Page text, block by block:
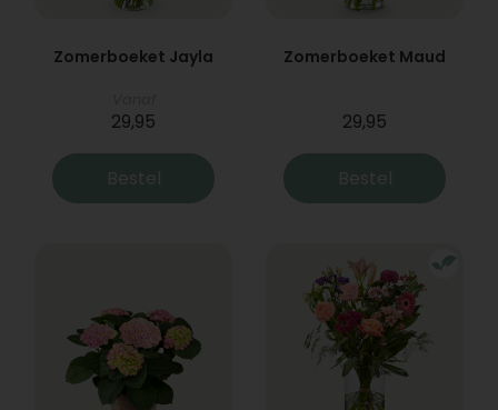
Zomerboeket Jayla
29,95
Bestel
Zomerboeket Maud
29,95
Bestel